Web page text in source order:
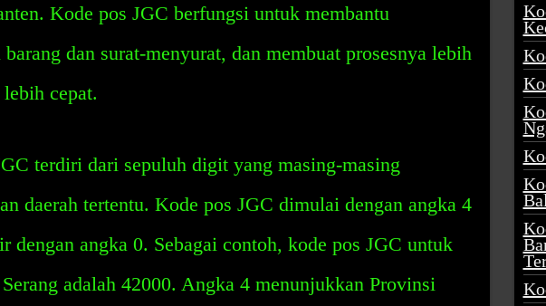
Kode pos JGC berfungsi untuk membantu
dan surat-menyurat, dan membuat prosesnya lebih
cepat.
terdiri dari sepuluh digit yang masing-masing
daerah tertentu. Kode pos JGC dimulai dengan angka 4
dengan angka 0. Sebagai contoh, kode pos JGC untuk
adalah 42000. Angka 4 menunjukkan Provinsi